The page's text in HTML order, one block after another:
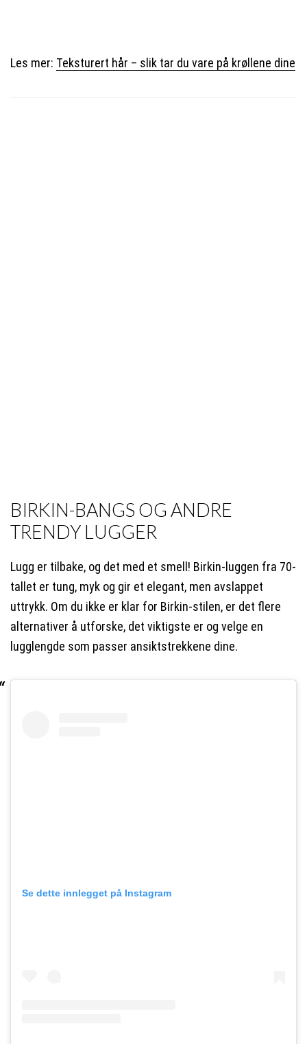
Les mer: Teksturert hår – slik tar du vare på krøllene dine
BIRKIN-BANGS OG ANDRE
TRENDY LUGGER
Lugg er tilbake, og det med et smell! Birkin-luggen fra 70-
tallet er tung, myk og gir et elegant, men avslappet
uttrykk. Om du ikke er klar for Birkin-stilen, er det flere
alternativer å utforske, det viktigste er og velge en
lugglengde som passer ansiktstrekkene dine.
Se dette innlegget på Instagram